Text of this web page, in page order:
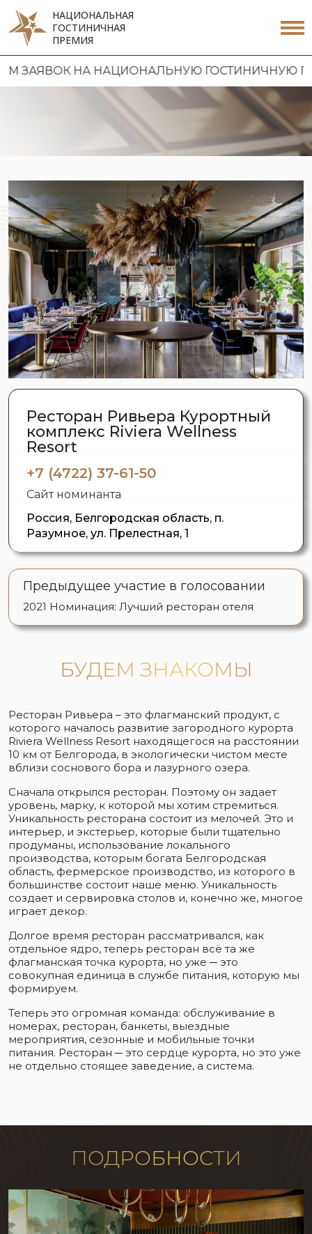
НАЦИОНАЛЬНАЯ
ГОСТИНИЧНАЯ
ПРЕМИЯ
НА НАЦИОНАЛЬНУЮ ГОСТИНИЧНУЮ
Ресторан Ривьера Курортный
комплекс Riviera Wellness
Resort
+7 (4722) 37-61-50
Сайт номинанта
Россия, Белгородская область, п.
Разумное, ул. Прелестная, 1
Предыдущее участие в голосовании
2021 Номинация: Лучший ресторан отеля
БУДЕМ ЗНАКОМЫ
Ресторан Ривьера – это флагманский продукт, с
которого началось развитие загородного курорта
Riviera Wellness Resort находящегося на расстоянии
10 км от Белгорода, в экологически чистом месте
вблизи соснового бора и лазурного озера.
Сначала открылся ресторан. Поэтому он задает
уровень, марку, к которой мы хотим стремиться.
Уникальность ресторана состоит из мелочей. Это и
интерьер, и экстерьер, которые были тщательно
продуманы, использование локального
производства, которым богата Белгородская
область, фермерское производство, из которого в
большинстве состоит наше меню. Уникальность
создает и сервировка столов и, конечно же, многое
играет декор.
Долгое время ресторан рассматривался, как
отдельное ядро, теперь ресторан всё та же
флагманская точка курорта, но уже ─ это
совокупная единица в службе питания, которую мы
формируем.
Теперь это огромная команда: обслуживание в
номерах, ресторан, банкеты, выездные
мероприятия, сезонные и мобильные точки
питания. Ресторан ─ это сердце курорта, но это уже
не отдельно стоящее заведение, а система.
ПОДРОБНОСТИ